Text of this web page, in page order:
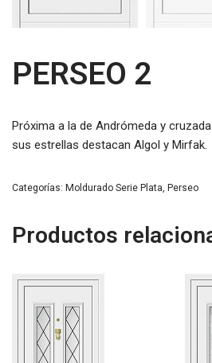
PERSEO 2
Próxima a la de Andrómeda y
sus estrellas destacan Algol y Mirfak.
Categorías: Moldurado Serie Plata, Perseo
Productos